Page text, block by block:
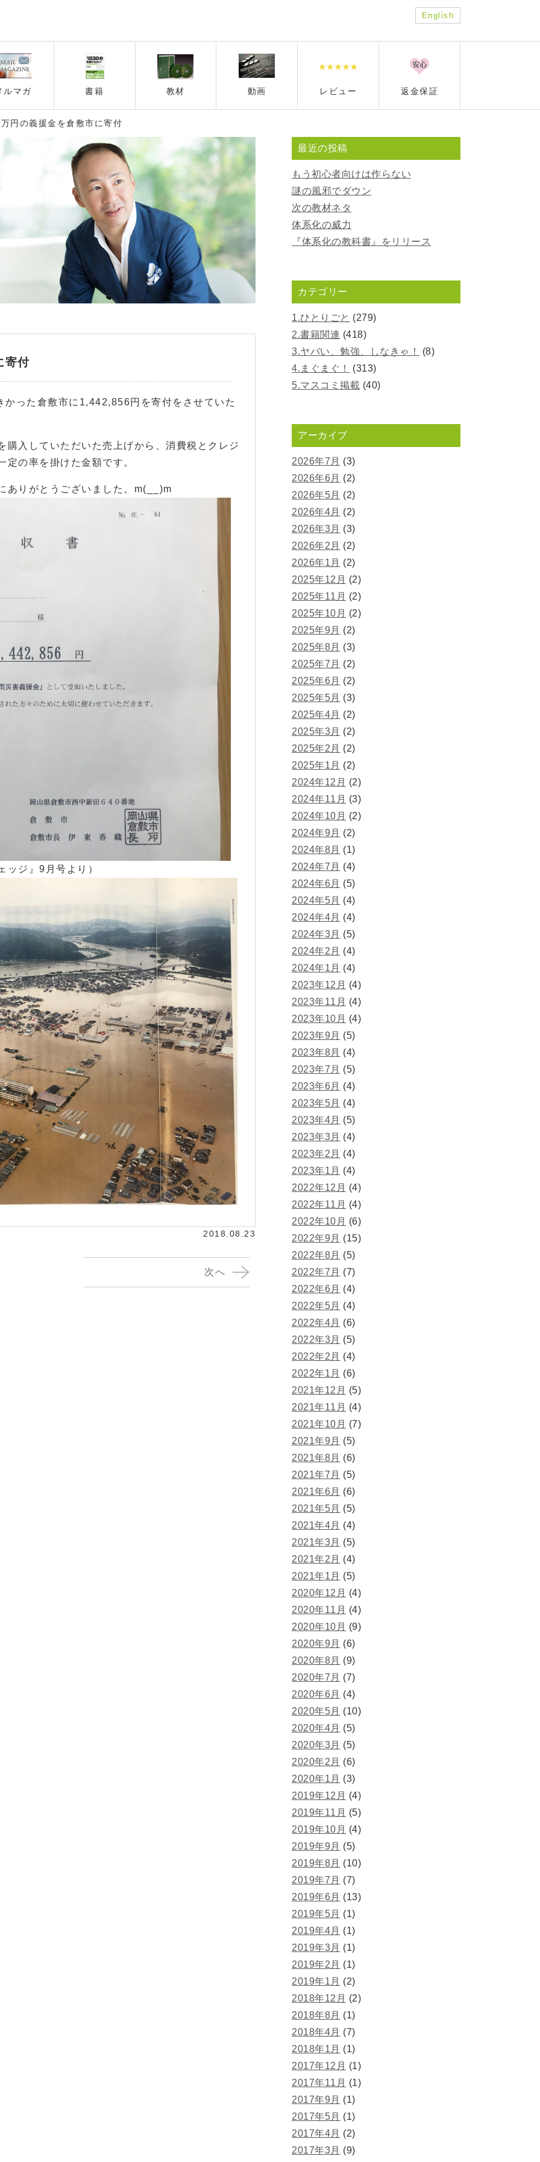
English
ルマガ 書籍 教材 動画 レビュー 返金保証
円の義援金を倉敷市に寄付
寄付
った倉敷市に1,442,856円を寄付をさせていた
購入していただいた売上げから、消費税とクレジ
の率を掛けた金額です。
ありがとうございました。m(__)m
ッジ』9月号より）
2018.08.23
次へ
最近の投稿
もう初心者向けは作らない
謎の風邪でダウン
次の教材ネタ
体系化の威力
『体系化の教科書』をリリース
カテゴリー
1.ひとりごと (279)
2.書籍関連 (418)
3.ヤバい、勉強、しなきゃ！
(8)
4.まぐまぐ！
(313)
5.マスコミ掲載 (40)
アーカイブ
2026年7月 (3)
2026年6月 (2)
2026年5月 (2)
2026年4月 (2)
2026年3月 (3)
2026年2月 (2)
2026年1月 (2)
2025年12月 (2)
2025年11月 (2)
2025年10月 (2)
2025年9月 (2)
2025年8月 (3)
2025年7月 (2)
2025年6月 (2)
2025年5月 (3)
2025年4月 (2)
2025年3月 (2)
2025年2月 (2)
2025年1月 (2)
2024年12月 (2)
2024年11月 (3)
2024年10月 (2)
2024年9月 (2)
2024年8月 (1)
2024年7月 (4)
2024年6月 (5)
2024年5月 (4)
2024年4月 (4)
2024年3月 (5)
2024年2月 (4)
2024年1月 (4)
2023年12月 (4)
2023年11月 (4)
2023年10月 (4)
2023年9月 (5)
2023年8月 (4)
2023年7月 (5)
2023年6月 (4)
2023年5月 (4)
2023年4月 (5)
2023年3月 (4)
2023年2月 (4)
2023年1月 (4)
2022年12月 (4)
2022年11月 (4)
2022年10月 (6)
2022年9月 (15)
2022年8月 (5)
2022年7月 (7)
2022年6月 (4)
2022年5月 (4)
2022年4月 (6)
2022年3月 (5)
2022年2月 (4)
2022年1月 (6)
2021年12月 (5)
2021年11月 (4)
2021年10月 (7)
2021年9月 (5)
2021年8月 (6)
2021年7月 (5)
2021年6月 (6)
2021年5月 (5)
2021年4月 (4)
2021年3月 (5)
2021年2月 (4)
2021年1月 (5)
2020年12月 (4)
2020年11月 (4)
2020年10月 (9)
2020年9月 (6)
2020年8月 (9)
2020年7月 (7)
2020年6月 (4)
2020年5月 (10)
2020年4月 (5)
2020年3月 (5)
2020年2月 (6)
2020年1月 (3)
2019年12月 (4)
2019年11月 (5)
2019年10月 (4)
2019年9月 (5)
2019年8月 (10)
2019年7月 (7)
2019年6月 (13)
2019年5月 (1)
2019年4月 (1)
2019年3月 (1)
2019年2月 (1)
2019年1月 (2)
2018年12月 (2)
2018年8月 (1)
2018年4月 (7)
2018年1月 (1)
2017年12月 (1)
2017年11月 (1)
2017年9月 (1)
2017年5月 (1)
2017年4月 (2)
2017年3月 (9)